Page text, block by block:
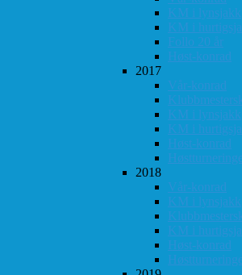
KM i lynsjakk
KM i
Follo 20 år
Høst-konrad
2017
Vår-konrad
KM i lynsjakk
KM i
Høst-konrad
2018
Vår-konrad
KM i lynsjakk
KM i
Høst-konrad